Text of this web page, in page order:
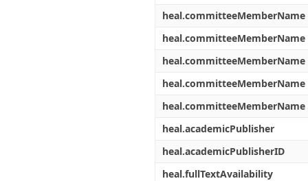
heal.committeeMemberName
heal.committeeMemberName
heal.committeeMemberName
heal.committeeMemberName
heal.committeeMemberName
heal.academicPublisher
heal.academicPublisherID
heal.fullTextAvailability